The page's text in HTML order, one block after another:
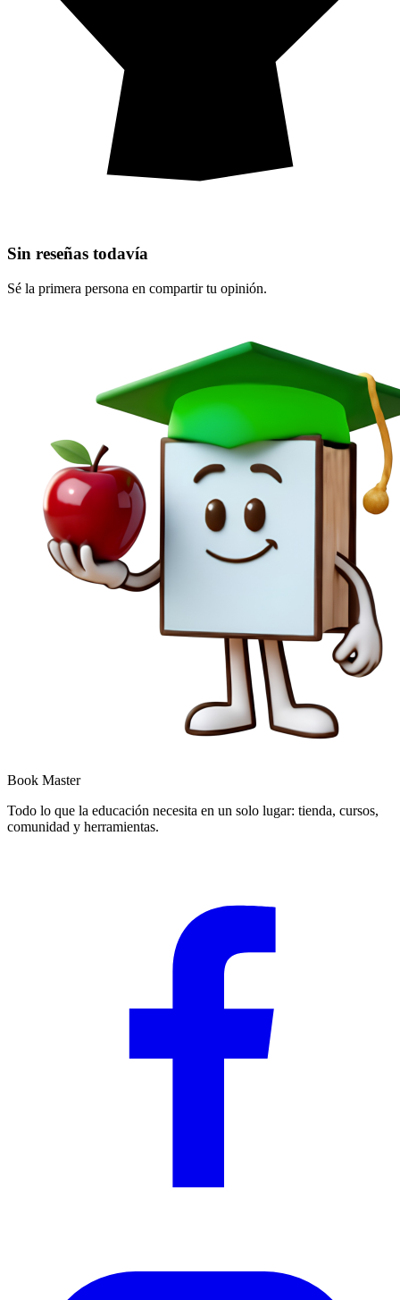
Sin reseñas todavía
Sé la primera persona en compartir tu opinión.
Book Master
Todo lo que la educación necesita en un solo lugar: tienda, cursos,
comunidad y herramientas.